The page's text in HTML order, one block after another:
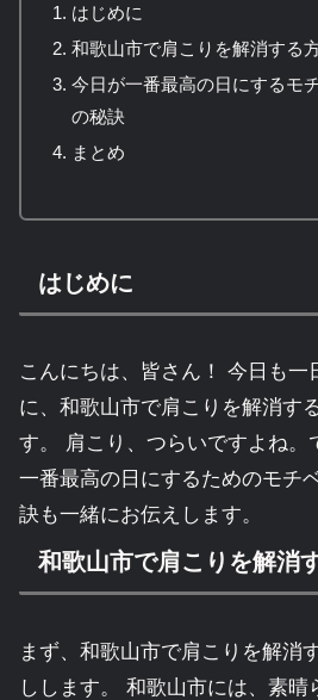
はじめに
和歌山市で肩こりを解消する
今日が一番最高の日にするモ
の秘訣
まとめ
はじめに
こんにちは、皆さん！ 今日も一
に、和歌山市で肩こりを解消す
す。 肩こり、つらいですよね。
一番最高の日にするためのモチ
訣も一緒にお伝えします。
和歌山市で肩こりを解消
まず、和歌山市で肩こりを解消
しします。 和歌山市には、素